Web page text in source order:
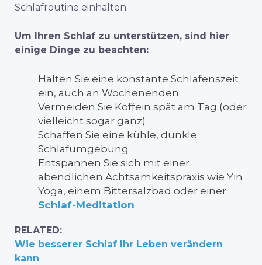
Schlafroutine einhalten.
Um Ihren Schlaf zu unterstützen, sind hier
einige Dinge zu beachten:
Halten Sie eine konstante Schlafenszeit
ein, auch an Wochenenden
Vermeiden Sie Koffein spät am Tag (oder
vielleicht sogar ganz)
Schaffen Sie eine kühle, dunkle
Schlafumgebung
Entspannen Sie sich mit einer
abendlichen Achtsamkeitspraxis wie Yin
Yoga, einem Bittersalzbad oder einer
Schlaf-Meditation
RELATED:
Wie besserer Schlaf Ihr Leben verändern
kann